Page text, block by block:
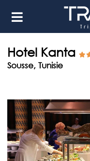
Hotel Kanta
Sousse, Tunisie